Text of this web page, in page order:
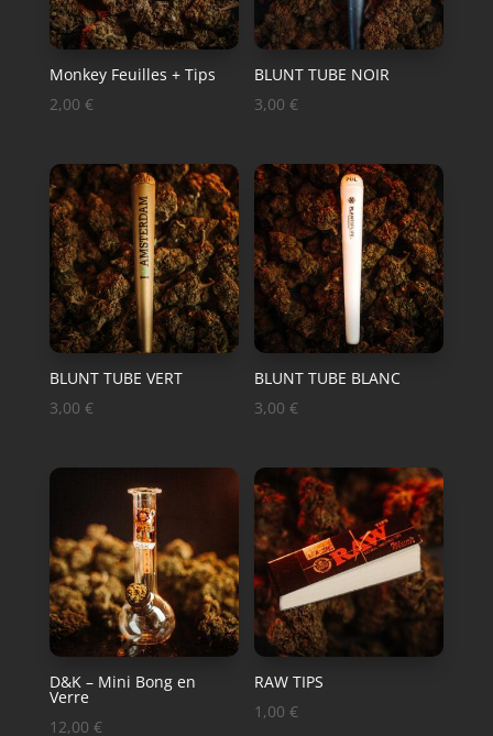
Monkey Feuilles + Tips
2,00 €
BLUNT TUBE NOIR
3,00€
BLUNT TUBE VERT
3,00 €
BLUNT TUBE BLANC
3,00€
D&K – Mini Bong en
Verre
12,00 €
RAW TIPS
1,00€